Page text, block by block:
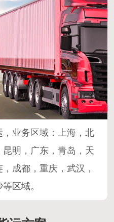
业务区域：上海，北
明，广东，青岛，天
成都，重庆，武汉，
区域。